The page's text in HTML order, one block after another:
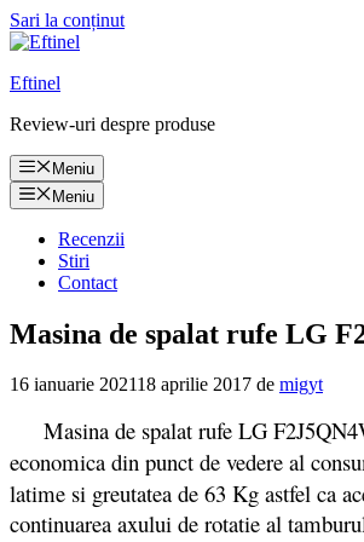
Sari la conținut
Eftinel
Review-uri despre produse
Meniu
Meniu
Recenzii
Stiri
Contact
Masina de spalat rufe LG
16 ianuarie 202118 aprilie 2017 de migyt
Masina de spalat rufe LG
economica din punct de vedere al
latime si greutatea de 63 Kg astfel ca
continuarea axului de rotatie al